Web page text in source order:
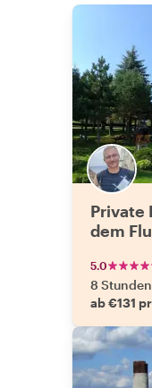
Private
dem
5.0
8 Stunden
ab €131